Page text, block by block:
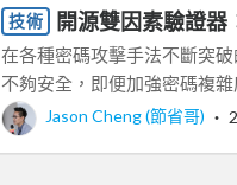
技術
開源雙因素驗證
在各種密碼攻擊手法不斷突
不夠安全，即便加強密碼複
Jason Cheng (節省哥) ‧